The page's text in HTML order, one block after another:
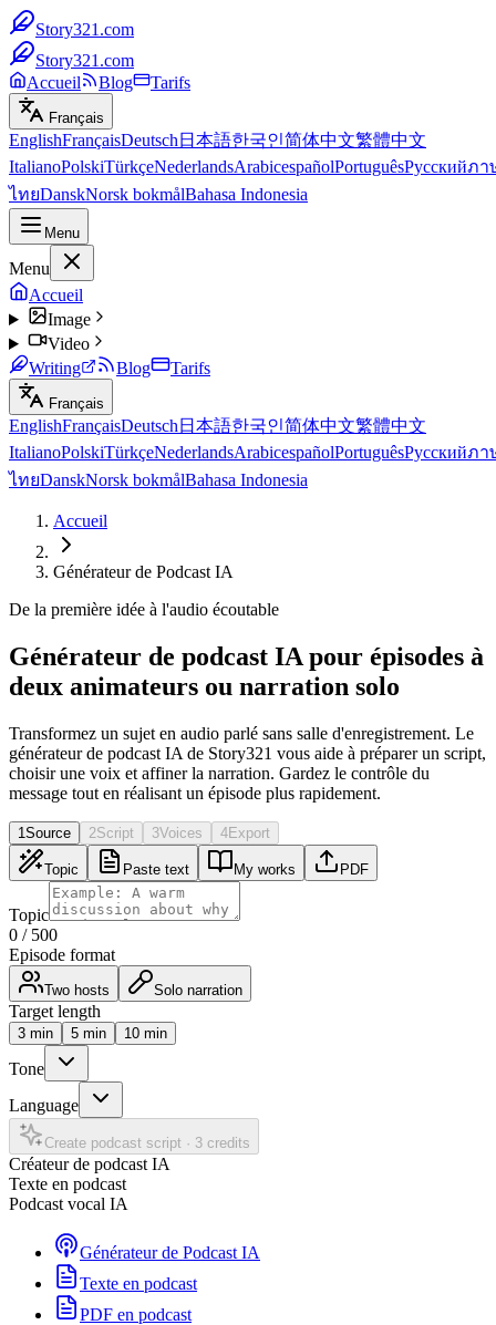
Story321.com
Story321.com
Accueil
Blog Tarifs
Français
EnglishFrançaisDeutsch 日本語한국인简体中文繁體中文
ItalianoPolskiTürkçeNederlandsArabicespañolPortuguêsРусскийภา
ไทยDanskNorsk bokmålBahasa Indonesia
Menu
Menu
Accueil
Image
Video
Writing
Blog Tarifs
Français
EnglishFrançaisDeutsch 日本語한국인简体中文繁體中文
ItalianoPolskiTürkçeNederlandsArabicespañolPortuguêsРусскийภา
ไทยDanskNorsk bokmålBahasa Indonesia
Accueil
Générateur de Podcast IA
De la première idée à l'audio écoutable
Générateur de podcast IA pour épisodes à
deux animateurs ou narration solo
Transformez un sujet en audio parlé sans salle d'enregistrement. Le
générateur de podcast IA de Story321 vous aide à préparer un script,
choisir une voix et affiner la narration. Gardez le contrôle du
message tout en réalisant un épisode plus rapidement.
1 Source 2Script 3Voices 4Export
Topic Paste text My works PDF
Topic
0 / 500
Episode format
Two hosts Solo narration
Target length
3 min 5 min 10 min
Tone
Language
Create podcast script · 3 credits
Créateur de podcast IA
Texte en podcast
Podcast vocal IA
Générateur de Podcast IA
Texte en podcast
PDF en podcast